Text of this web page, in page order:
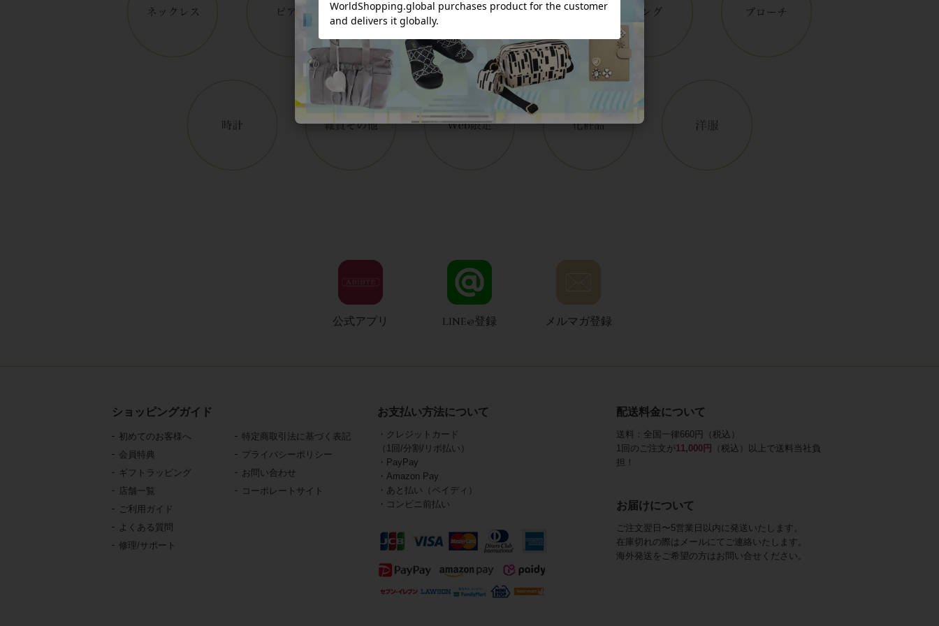
公式アプリ LINE@登録 メルマガ登録
ショッピングガイド
初めてのお客様へ
会員特典
ギフトラッピング
店舗一覧
ご利用ガイド
よくある質問
修理/サポート
特定商取引法に基づく表記
プライバシーポリシー
お問い合わせ
コーポレートサイト
お支払い方法について
・クレジットカード
（1回/分割/リボ払い）
・PayPay
・Amazon Pay
・あと払い（ペイディ）
・コンビニ前払い
配送料金について
送料：全国一律660円（税込）
1回のご注文が11,000円
（税込）以上で送料当社負
担！
お届けについて
ご注文翌日〜5営業日以内に発送いたします。
在庫切れの際はメールにてご連絡いたします。
海外発送をご希望の方はお問い合せください。